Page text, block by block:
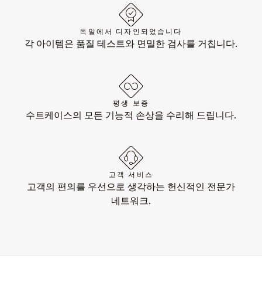
독일에서 디자인되었습니다
각 아이템은 품질 테스트와 면밀한 검사를 거칩니다.
평생 보증
수트케이스의 모든 기능적 손상을 수리해 드립니다.
고객 서비스
고객의 편의를 우선으로 생각하는 헌신적인 전문가
네트워크.